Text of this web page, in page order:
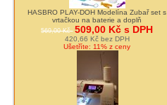
HASBRO PLAY-DOH Modelína Zubař set s
vrtačkou na baterie a doplň
569,00 Kč 509,00 Kč s DPH
420,66 Kč bez DPH
Ušetříte: 11% z ceny